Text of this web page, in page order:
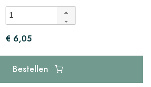
€ 6,05
Bestellen